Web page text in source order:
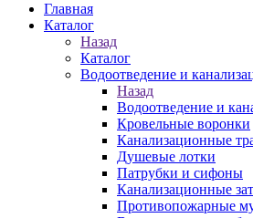
Главная
Каталог
Назад
Каталог
Водоотведение и
Назад
Водоотведение и
Кровельные воронки
Канализационные
Душевые лотки
Патрубки и сифоны
Канализационные
Противопожарные